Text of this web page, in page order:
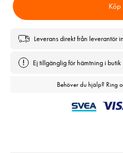
Köp
Leverans direkt från leverantör
Ej tillgänglig för hämtning i butik
Behöver du hjälp? Ring